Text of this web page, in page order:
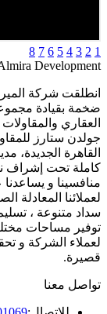
1
2
3
4
5
6
7
8
Development
انطلقت شركة
ضخمة بقيادة
جولدن ستارز
القاهرة الجديدة،
كاملة تحت إشراف
منافسينا و
لعملائنا
سداد متنوعة ،
توفير مساحات
لعملاء الشركة و
قصيرة.
تواصل معنا